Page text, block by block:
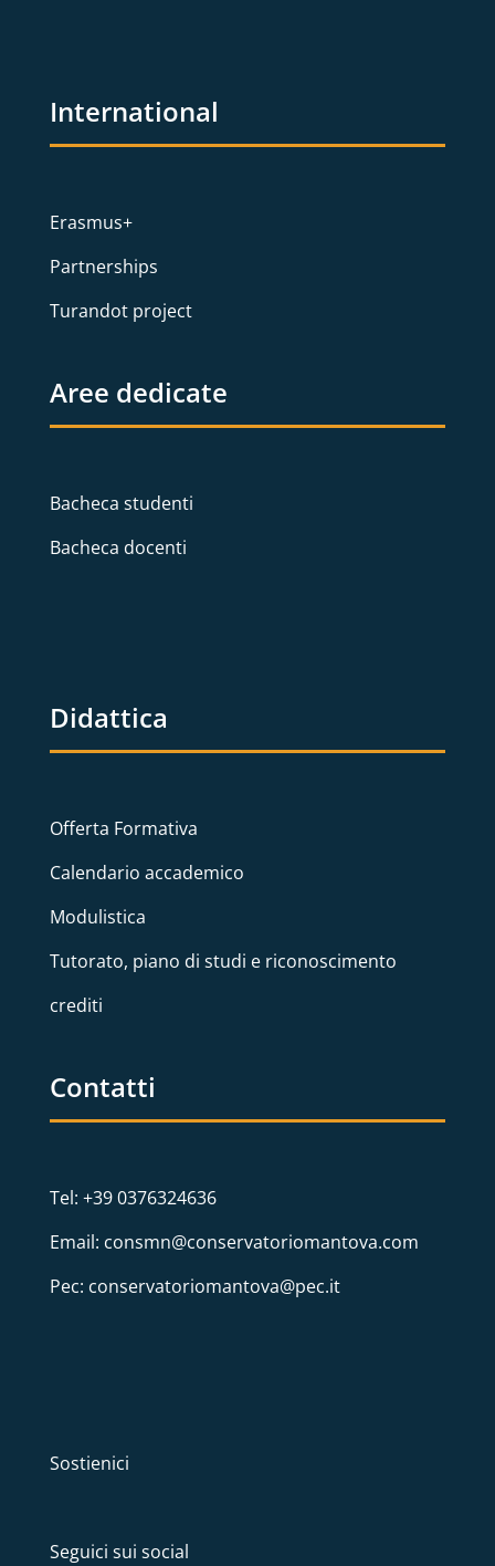
International
Erasmus+
Partnerships
Turandot project
Aree dedicate
Bacheca studenti
Bacheca docenti
Didattica
Offerta Formativa
Calendario accademico
Modulistica
Tutorato, piano di studi e riconoscimento
crediti
Contatti
Tel: +39 0376324636
Email: consmn@conservatoriomantova.com
Pec: conservatoriomantova@pec.it
Sostienici
Seguici sui social